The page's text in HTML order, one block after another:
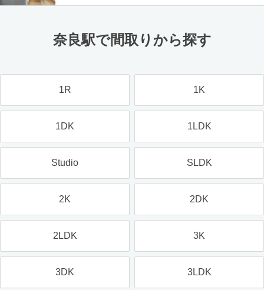
奈良駅で間取りから探す
1R 1K
1DK 1LDK
Studio SLDK
2K 2DK
2LDK 3K
3DK 3LDK